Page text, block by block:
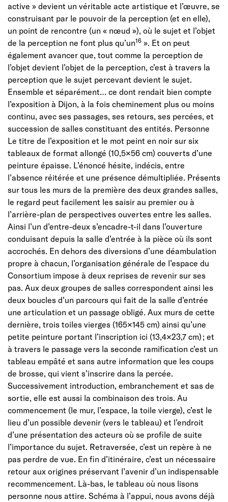
active » devient un véritable acte artistique et l’œuvre, se
construisant par le pouvoir de la perception (et en elle),
un point de rencontre (un « nœud »), où le sujet et l’objet
de la perception ne font plus qu’un16 ». Et on peut
également avancer que, tout comme la perception de
l’objet devient l’objet de la perception, c’est à travers la
perception que le sujet percevant devient le sujet.
Ensemble et séparément… ce dont rendait bien compte
l’exposition à Dijon, à la fois cheminement plus ou moins
continu, avec ses passages, ses retours, ses percées, et
succession de salles constituant des entités. Personne
Le titre de l’exposition et le mot peint en noir sur six
tableaux de format allongé (10,5×56 cm) couverts d’une
peinture épaisse. L’énoncé hésite, indécis, entre
l’absence réitérée et une présence démultipliée. Présents
sur tous les murs de la première des deux grandes salles,
le regard peut facilement les saisir au premier ou à
l’arrière-plan de perspectives ouvertes entre les salles.
Ainsi l’un d’entre-deux s’encadre-t-il dans l’ouverture
conduisant depuis la salle d’entrée à la pièce où ils sont
accrochés. En dehors des diversions d’une déambulation
propre à chacun, l’organisation générale de l’espace du
Consortium impose à deux reprises de revenir sur ses
pas. Aux deux groupes de salles correspondent ainsi les
deux boucles d’un parcours qui fait de la salle d’entrée
une articulation et un passage obligé. Aux murs de cette
dernière, trois toiles vierges (165×145 cm) ainsi qu’une
petite peinture portant l’inscription ici (13,4×23,7 cm) ; et
à travers le passage vers la seconde ramification c’est un
tableau empâté et sans autre information que les coups
de brosse, qui vient s’inscrire dans la percée.
Successivement introduction, embranchement et sas de
sortie, elle est aussi la combinaison des trois. Au
commencement (le mur, l’espace, la toile vierge), c’est le
lieu d’un possible devenir (vers le tableau) et l’endroit
d’une présentation des acteurs où se profile de suite
l’importance du sujet. Retraversée, c’est un repère à ne
pas perdre de vue. En fin d’itinéraire, c’est un nécessaire
retour aux origines préservant l’avenir d’un indispensable
recommencement. Là-bas, le tableau où nous lisons
personne nous attire. Schéma à l’appui, nous avons déjà